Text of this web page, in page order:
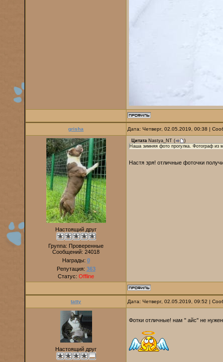
grisha Дата: Четверг, 02.05.2019, 00:38 |
Настоящий друг
Группа: Проверенные
Сообщений: 24018
Награды: 0
Репутация: 363
Статус: Offline
Цитата Nastya_NT (
)
Наша зимняя фото прогулка. Фотограф из
Настя зря! отличные фоточки
tatty Дата: Четверг, 02.05.2019, 09:52 |
Настоящий друг
Фотки отличные! нам " айс" не